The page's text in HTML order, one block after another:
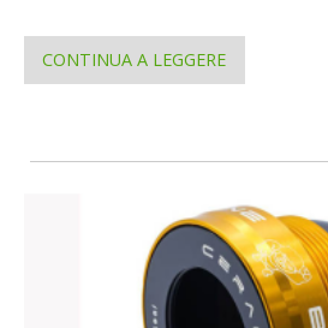
CONTINUA A LEGGERE